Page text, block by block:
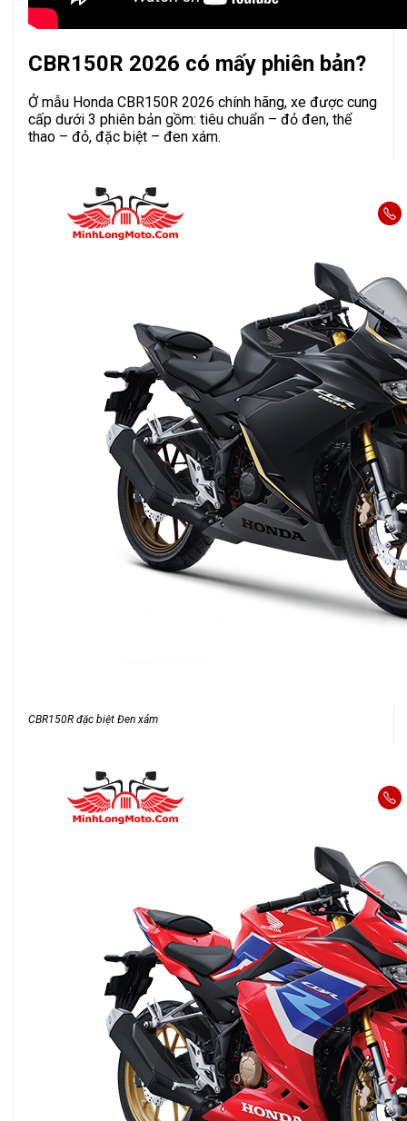
CBR150R 2026 có mấy phiên bản?
Ở mẫu Honda CBR150R 2026 chính hãng, xe được cung
cấp dưới 3 phiên bản gồm: tiêu chuẩn – đỏ đen, thể
thao – đỏ, đặc biệt – đen xám.
CBR150R đặc biệt Đen xám